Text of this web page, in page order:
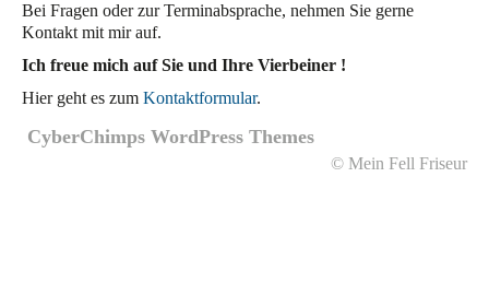
Impressum
Datenschutz
Bei Fragen oder zur Terminabsprache, nehmen Sie gerne
Kontakt mit mir auf.
Ich freue mich auf Sie und Ihre Vierbeiner !
Hier geht es zum Kontaktformular.
CyberChimps WordPress Themes
© Mein Fell Friseur